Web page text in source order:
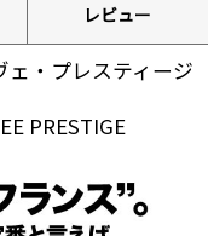
レビュー
ェ・プレスティージ
PRESTIGE